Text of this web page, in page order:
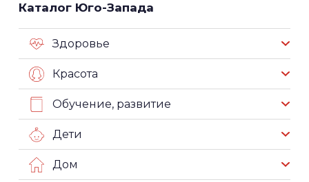
Каталог Юго-Запада
Здоровье
Красота
Обучение, развитие
Дети
Дом